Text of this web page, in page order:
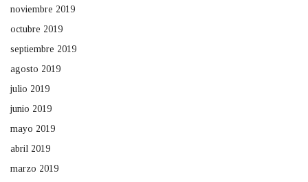
noviembre 2019
octubre 2019
septiembre 2019
agosto 2019
julio 2019
junio 2019
mayo 2019
abril 2019
marzo 2019